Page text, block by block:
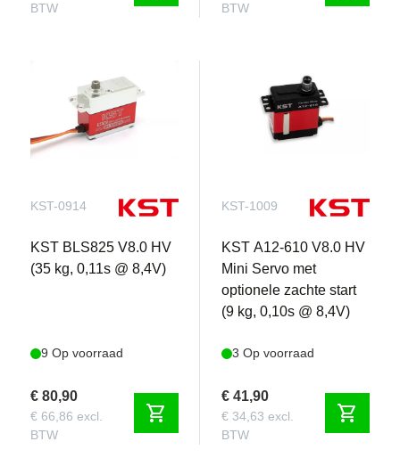
BTW
BTW
KST-0914
KST BLS825 V8.0 HV
(35 kg, 0,11s @ 8,4V)
9 Op voorraad
€ 80,90
€ 66,86 excl.
BTW
shopping_cart
KST-1009
KST A12-610 V8.0 HV
Mini Servo met
optionele zachte start
(9 kg, 0,10s @ 8,4V)
3 Op voorraad
€ 41,90
€ 34,63 excl.
BTW
shopping_cart